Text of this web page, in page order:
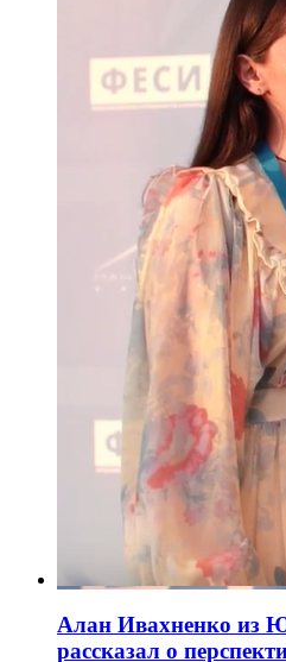
Алан Ивахненко из
рассказал о